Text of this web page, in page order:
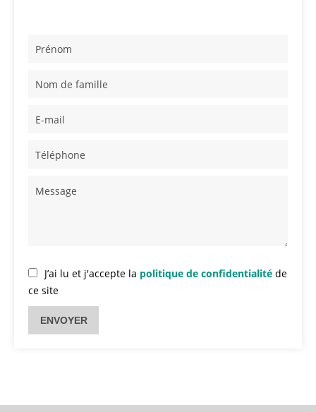
J’ai lu et j'accepte la politique de confidentialité de
ce site
ENVOYER